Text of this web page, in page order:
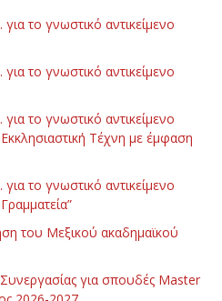
το γνωστικό αντικείμενο
το γνωστικό αντικείμενο
το γνωστικό αντικείμενο
Τέχνη με έμφαση
το γνωστικό αντικείμενο
του Μεξικού ακαδημαϊκού
για σπουδές Master